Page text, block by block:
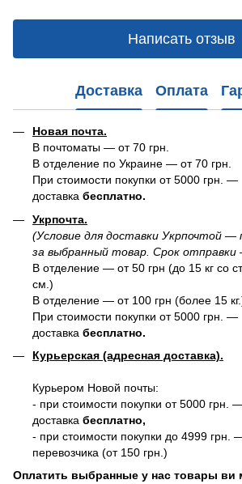
Написать отзыв
Доставка Оплата
Новая почта.
В почтоматы — от 70 грн.
В отделение по Украине — от 70 грн.
При стоимости покупки от 5000 грн. —
доставка бесплатно.
Укрпочта.
(Условие для доставки Укрпочтой —
за выбранный товар. Срок отправки
В отделение — от 50 грн (до 15 кг со
см.)
В отделение — от 100 грн (более 15
При стоимости покупки от 5000 грн. —
доставка бесплатно.
Курьерская (адресная доставка).
Курьером Новой почты:
- при стоимости покупки от 5000 грн.
доставка бесплатно,
- при стоимости покупки до 4999
перевозчика (от 150 грн.)
Оплатить выбранные у нас товары ви